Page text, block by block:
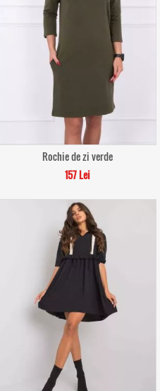
Rochie de zi verde
157 Lei